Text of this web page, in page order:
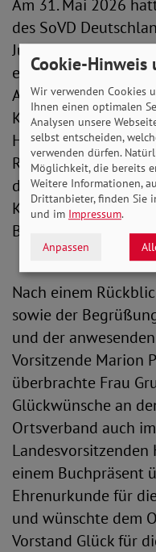
Am 31. Mai 2026
des SoVD
Jubiläumsfeier in
eingeladen.
Als Gäste
Kreisverband
Heins, seine
Regionalleiterin
den Vorsitzenden
Kircher sowie den
Bürgermeister Peter
Nach einem
sowie der
und der
Vorsitzende Marion
überbrachte Frau
Glückwünsche an
Ortsverband auch
Landesvorsitzenden
einem Buchpräsent
Ehrenurkunde für
und wünschte dem
Vorstand Glück für
Cookie-Hinweis
Wir verwenden Cookies
Ihnen einen optimalen
Analysen unsere
selbst entscheiden,
verwenden dürfen.
Möglichkeit, die bereits
Weitere Informationen,
Drittanbieter, finden Sie
und im Impressum.
Anpassen